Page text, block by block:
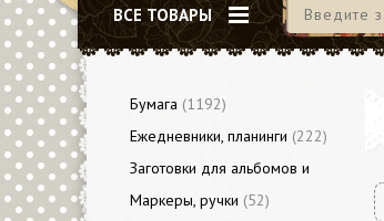
ВСЕ ТОВАРЫ
Бумага (1192)
Ежедневники, планинги (222)
Заготовки для альбомов и
блокнотов(79)
Маркеры, ручки (52)